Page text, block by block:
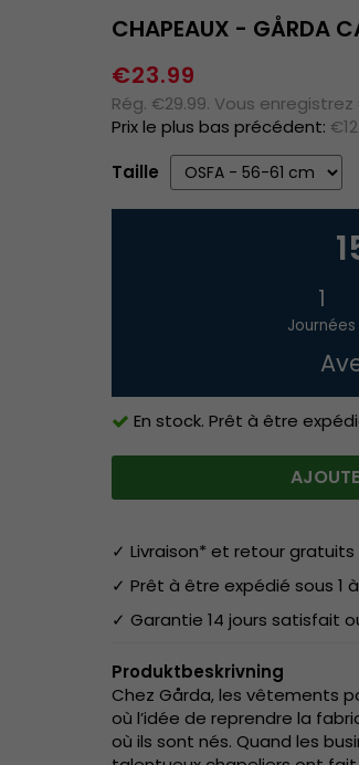
CHAPEAUX - GÅRDA
€23.99
Rég. €29.99. Vous enregistrez
Prix le plus bas précédent:
Taille
1
Journées
En stock. Prêt à être
✓ Livraison* et retour gratuits
✓ Prêt à être expédié sous 1
✓ Garantie 14 jours satisfait
Produktbeskrivning
Chez Gårda, les vêtements
où l’idée de reprendre la
où ils sont nés. Quand les